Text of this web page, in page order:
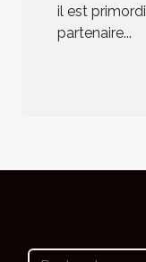
il est
partenaire...